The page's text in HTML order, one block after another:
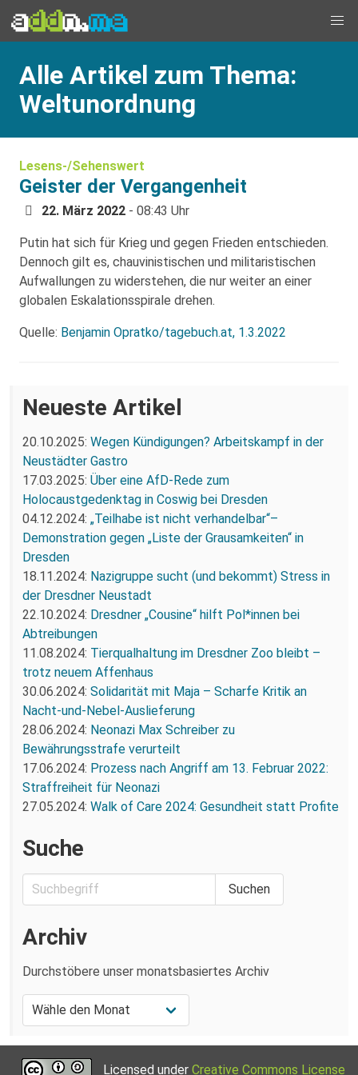
Alle Artikel zum Thema:
Weltunordnung
Lesens-/Sehenswert
Geister der Vergangenheit
22. März 2022 - 08:43 Uhr
Putin hat sich für Krieg und gegen Frieden entschieden.
Dennoch gilt es, chauvinistischen und militaristischen
Aufwallungen zu widerstehen, die nur weiter an einer
globalen Eskalationsspirale drehen.
Quelle: Benjamin Opratko/tagebuch.at, 1.3.2022
Neueste Artikel
20.10.2025: Wegen Kündigungen? Arbeitskampf in der
Neustädter Gastro
17.03.2025: Über eine AfD-Rede zum
Holocaustgedenktag in Coswig bei Dresden
04.12.2024: „Teilhabe ist nicht verhandelbar“–
Demonstration gegen „Liste der Grausamkeiten“ in
Dresden
18.11.2024: Nazigruppe sucht (und bekommt) Stress in
der Dresdner Neustadt
22.10.2024: Dresdner „Cousine“ hilft Pol*innen bei
Abtreibungen
11.08.2024: Tierqualhaltung im Dresdner Zoo bleibt –
trotz neuem Affenhaus
30.06.2024: Solidarität mit Maja – Scharfe Kritik an
Nacht-und-Nebel-Auslieferung
28.06.2024: Neonazi Max Schreiber zu
Bewährungsstrafe verurteilt
17.06.2024: Prozess nach Angriff am 13. Februar 2022:
Straffreiheit für Neonazi
27.05.2024: Walk of Care 2024: Gesundheit statt Profite
Suche
Archiv
Durchstöbere unser monatsbasiertes Archiv
Licensed under Creative Commons License